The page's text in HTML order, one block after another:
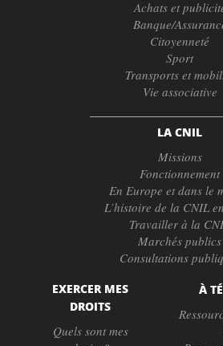
Achats et
Banque/
Citoyenneté
Sport
Transports et
Vie associative
LA CNIL
Missions
Fonctionnement
En Europe et dans le
L’histoire de la CNIL
Travailler à la
Marchés publics
Consultations
EXERCER MES
DROITS
Quels sont mes
À